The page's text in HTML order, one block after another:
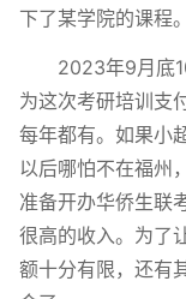
下了某学院的课程。
2023年9月底
为这次考研培训支
每年都有。如果小
以后哪怕不在福州
准备开办华侨生联
很高的收入。为了
额十分有限，还有